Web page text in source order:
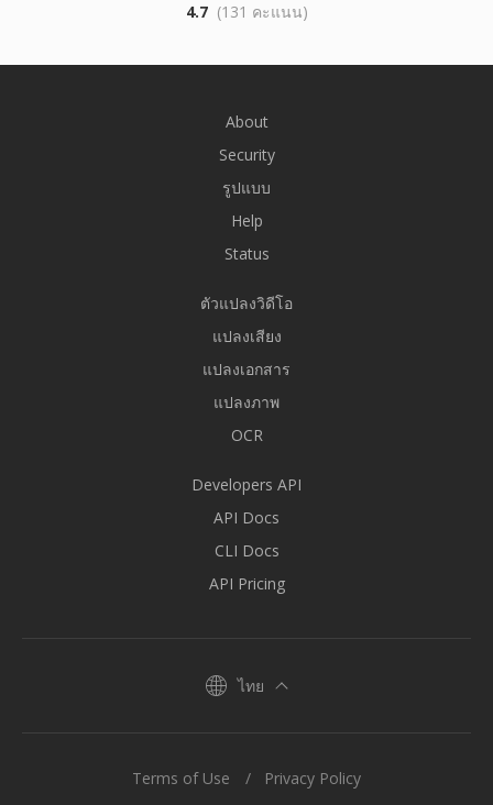
4.7 (131 คะแนน)
About
Security
รูปแบบ
Help
Status
ตัวแปลงวิดีโอ
แปลงเสียง
แปลงเอกสาร
แปลงภาพ
OCR
Developers API
API Docs
CLI Docs
API Pricing
ไทย
Terms of Use Privacy Policy